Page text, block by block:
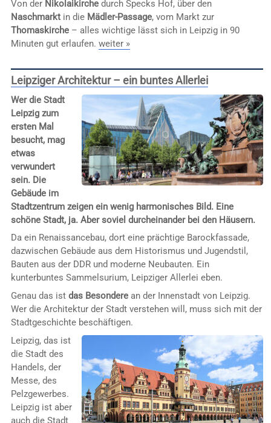
Von der Nikolaikirchedurch Specks Hof, über den
Naschmarktin die Mädler-Passage, vom Markt zur
Thomaskirche– alles wichtige lässt sich in Leipzig in 90
Minuten gut erlaufen. weiter »
Leipziger Architektur – ein buntes Allerlei
Wer die Stadt
Leipzig zum
ersten Mal
besucht, mag
etwas
verwundert
sein. Die
Gebäude im
Stadtzentrum zeigen ein wenig harmonisches Bild. Eine
schöne Stadt, ja. Aber soviel durcheinander bei den Häusern.
Da ein Renaissancebau, dort eine prächtige Barockfassade,
dazwischen Gebäude aus dem Historismus und Jugendstil,
Bauten aus der DDR und moderne Neubauten. Ein
kunterbuntes Sammelsurium, Leipziger Allerlei eben.
Genau das ist das Besonderean der Innenstadt von Leipzig.
Wer die Architektur der Stadt verstehen will, muss sich mit der
Stadtgeschichte beschäftigen.
Leipzig, das ist
die Stadt des
Handels, der
Messe, des
Pelzgewerbes.
Leipzig ist aber
auch die Stadt